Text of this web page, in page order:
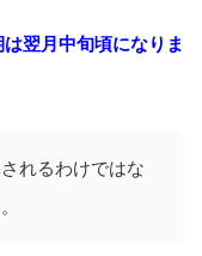
翌月中旬頃になりま
れるわけではな